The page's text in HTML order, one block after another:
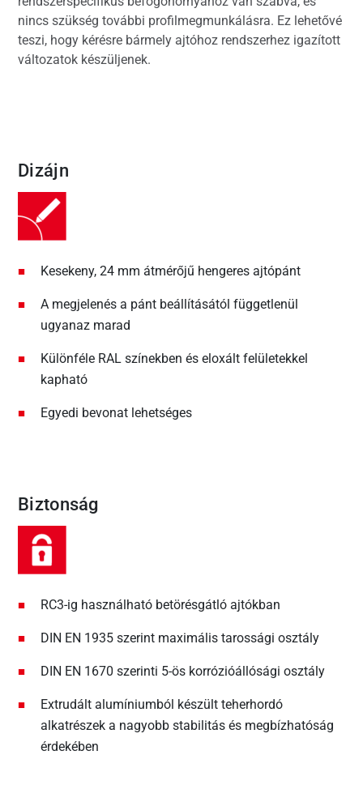
nincs szükség további profilmegmunkálásra. Ez lehetővé
teszi, hogy kérésre bármely ajtóhoz rendszerhez igazított
változatok készüljenek.
Dizájn
Kesekeny, 24 mm átmérőjű hengeres ajtópánt
A megjelenés a pánt beállításától függetlenül
ugyanaz marad
Különféle RAL színekben és eloxált felületekkel
kapható
Egyedi bevonat lehetséges
Biztonság
RC3-ig használható betörésgátló ajtókban
DIN EN 1935 szerint maximális tarossági osztály
DIN EN 1670 szerinti 5-ös korrózióállósági osztály
Extrudált alumíniumból készült teherhordó
alkatrészek a nagyobb stabilitás és megbízhatóság
érdekében